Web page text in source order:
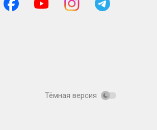
Тёмная версия